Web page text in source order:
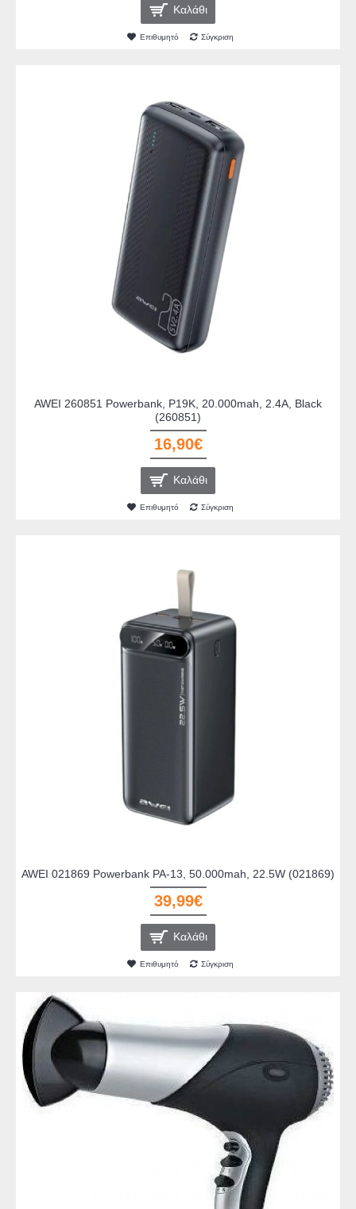
Καλάθι
Επιθυμητό Σύγκριση
AWEI 260851 Powerbank, P19K, 20.000mah, 2.4A, Black
(260851)
16,90€
Καλάθι
Επιθυμητό Σύγκριση
AWEI 021869 Powerbank PA-13, 50.000mah, 22.5W (021869)
39,99€
Καλάθι
Επιθυμητό Σύγκριση